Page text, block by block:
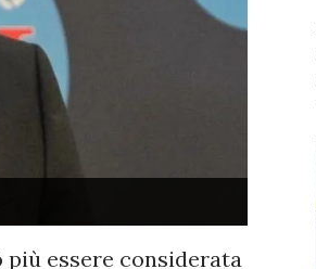
più essere considerata